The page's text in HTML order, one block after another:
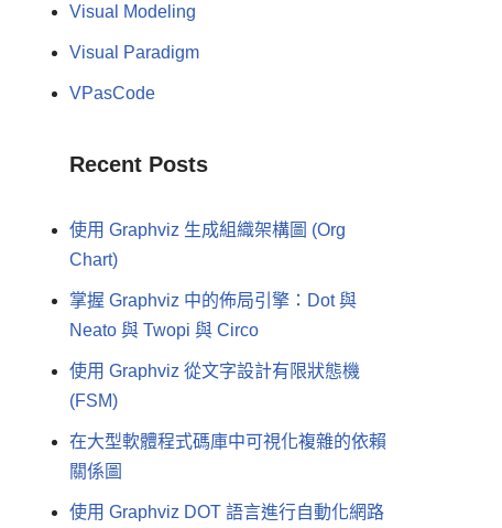
Visual Modeling
Visual Paradigm
VPasCode
Recent Posts
使用 Graphviz 生成組織架構圖 (Org
Chart)
掌握 Graphviz 中的佈局引擎：Dot 與
Neato 與 Twopi 與 Circo
使用 Graphviz 從文字設計有限狀態機
(FSM)
在大型軟體程式碼庫中可視化複雜的依賴
關係圖
使用 Graphviz DOT 語言進行自動化網路